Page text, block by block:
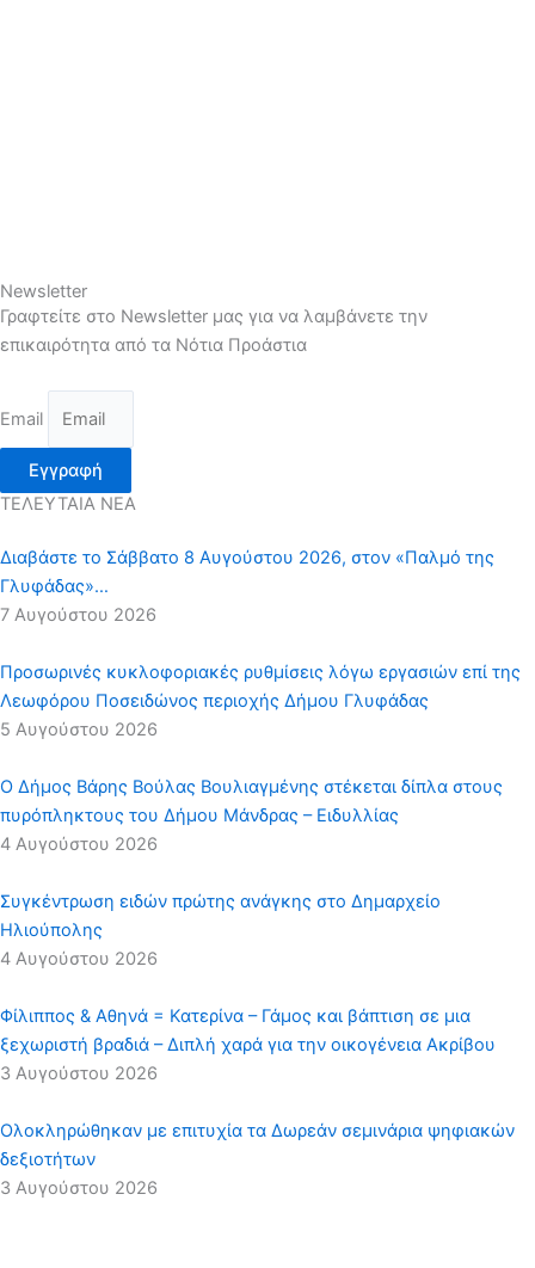
Newsletter
Γραφτείτε στο Newsletter μας για να λαμβάνετε την
επικαιρότητα από τα Νότια Προάστια
Email
Εγγραφή
ΤΕΛΕΥΤΑΙΑ ΝΕΑ
Διαβάστε το Σάββατο 8 Αυγούστου 2026, στον «Παλμό της
Γλυφάδας»…
7 Αυγούστου 2026
Προσωρινές κυκλοφοριακές ρυθμίσεις λόγω εργασιών επί της
Λεωφόρου Ποσειδώνος περιοχής Δήμου Γλυφάδας
5 Αυγούστου 2026
Ο Δήμος Βάρης Βούλας Βουλιαγμένης στέκεται δίπλα στους
πυρόπληκτους του Δήμου Μάνδρας – Ειδυλλίας
4 Αυγούστου 2026
Συγκέντρωση ειδών πρώτης ανάγκης στο Δημαρχείο
Ηλιούπολης
4 Αυγούστου 2026
Φίλιππος & Αθηνά = Κατερίνα – Γάμος και βάπτιση σε μια
ξεχωριστή βραδιά – Διπλή χαρά για την οικογένεια Ακρίβου
3 Αυγούστου 2026
Ολοκληρώθηκαν με επιτυχία τα Δωρεάν σεμινάρια ψηφιακών
δεξιοτήτων
3 Αυγούστου 2026